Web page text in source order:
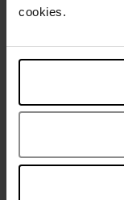
cookies.